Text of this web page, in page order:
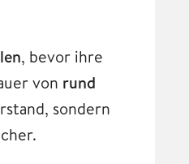
, bevor ihre
von rund
sondern